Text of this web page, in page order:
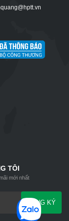
TÔI
mới nhất
ĐĂNG KÝ